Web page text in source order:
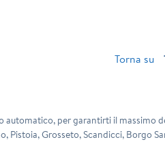
Torna su
automatico, per garantirti il massimo
Pistoia, Grosseto, Scandicci, Borgo